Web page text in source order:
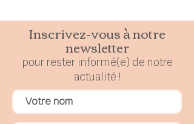
Inscrivez-vous à notre
newsletter
pour resterinformé(e) de notre
actualité !